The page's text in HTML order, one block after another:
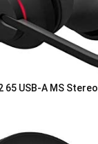
65 USB-A MS Stereo